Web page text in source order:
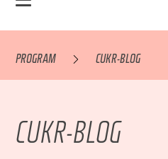
PROGRAM CUKR-BLOG
CUKR-BLOG